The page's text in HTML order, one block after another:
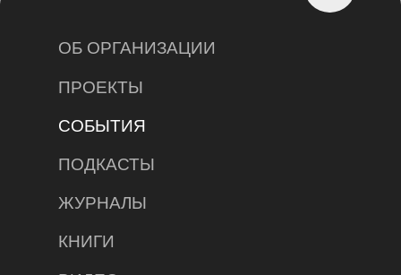
ОБ ОРГАНИЗАЦИИ
ПРОЕКТЫ
СОБЫТИЯ
ПОДКАСТЫ
ЖУРНАЛЫ
КНИГИ